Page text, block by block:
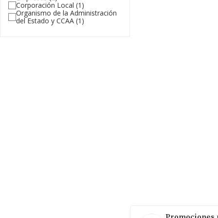
Corporación Local (1)
Organismo de la Administración
del Estado y CCAA (1)